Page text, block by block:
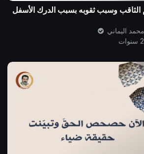
الثاقب وسبب ثقوبه بسبب الدرك الأسفل
اليماني